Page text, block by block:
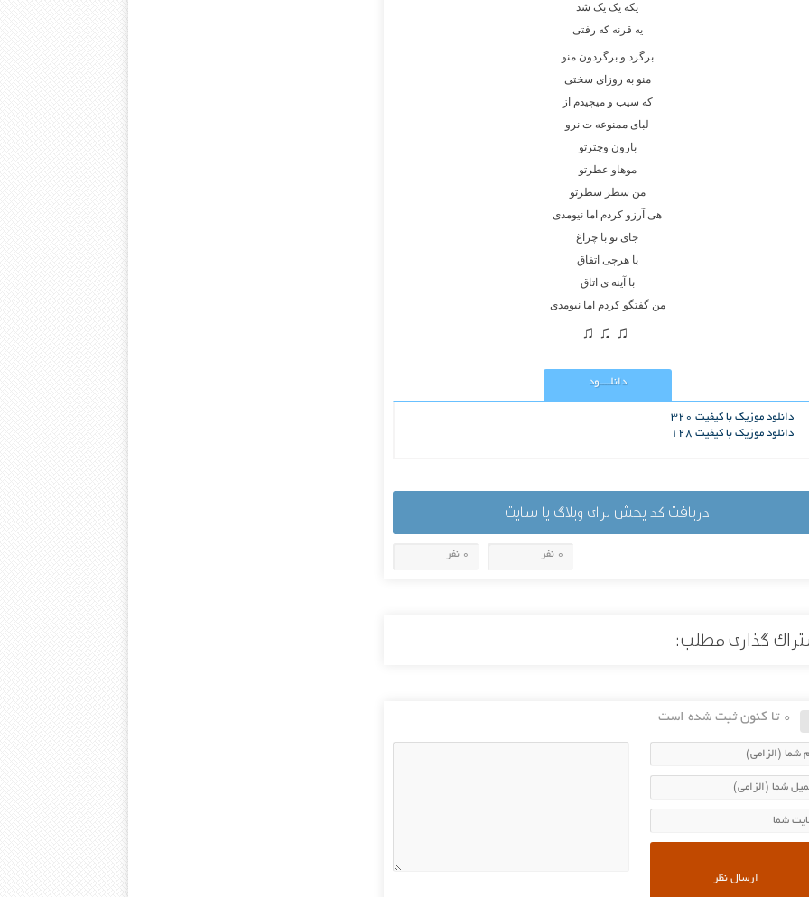
یکه یک یک شد
یه قرنه که رفتی
برگرد و برگردون منو
منو به روزای سختی
که سیب و میچیدم از
لبای ممنوعه ت نرو
بارون وچترتو
موهاو عطرتو
من سطر سطرتو
هی آرزو کردم اما نیومدی
جای تو با چراغ
با هرچی اتفاق
با آینه ی اتاق
من گفتگو کردم اما نیومدی
♫ ♫ ♫
دانلــــود
دانلود موزیک با کیفیت 320
دانلود موزیک با کیفیت 128
دریافت کد پخش برای وبلاگ یا سایت
0 نفر 0 نفر
گذاری مطلب:
0 تا کنون ثبت شده است